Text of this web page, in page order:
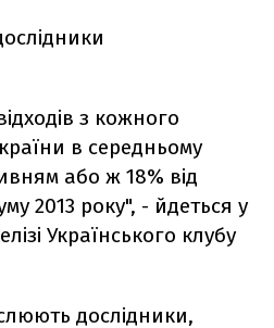
з кожного
в середньому
або ж 18% від
2013 року", - йдеться у
Українського клубу
дослідники,